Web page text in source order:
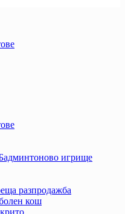
игрище
разпродажба
кош